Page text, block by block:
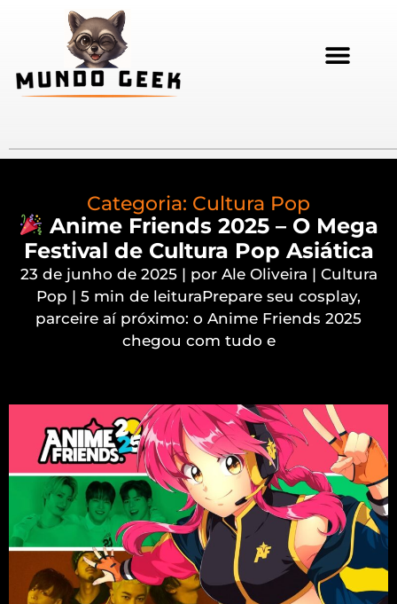
Categoria: Cultura Pop
Anime Friends 2025 – O Mega
Festival de Cultura Pop Asiática
23 de junho de 2025 | por Ale Oliveira | Cultura
Pop | 5 min de leituraPrepare seu cosplay,
parceire aí próximo: o Anime Friends 2025
chegou com tudo e